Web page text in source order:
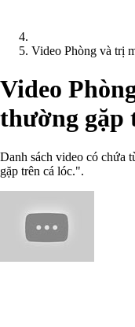
Video Phòng và trị
Video
thường gặp
Danh sách video có chứa
gặp trên cá lóc.".